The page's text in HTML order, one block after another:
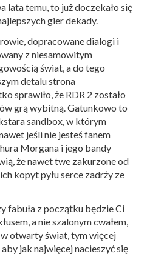
lata temu, to już doczekało się
gier dekady.
dopracowane dialogi i
z niesamowitym
świat, a do tego
detalu strona
sprawiło, że RDR 2 zostało
grą wybitną. Gatunkowo to
sandbox, w którym
jeśli nie jesteś fanem
Morgana i jego bandy
że nawet twe zakurzone od
kopyt pyłu serce zadrży ze
fabuła z początku będzie Ci
a nie szalonym cwałem,
otwarty świat, tym więcej
jak najwięcej nacieszyć się